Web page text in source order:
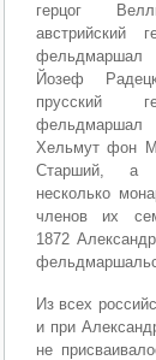
герцог
австрийский
фельдмаршал
Йозеф
прусский
фельдмаршал
Хельмут фон
Старший, а
несколько
членов их
1872
Из всех
и при
не